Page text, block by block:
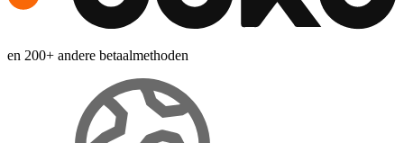
en 200+ andere betaalmethoden